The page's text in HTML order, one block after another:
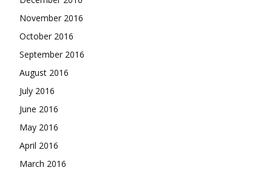
November 2016
October 2016
September 2016
August 2016
July 2016
June 2016
May 2016
April 2016
March 2016